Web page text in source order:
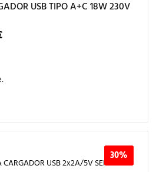
USB TIPO A+C 18W 230V
EL
PRECIO
30%